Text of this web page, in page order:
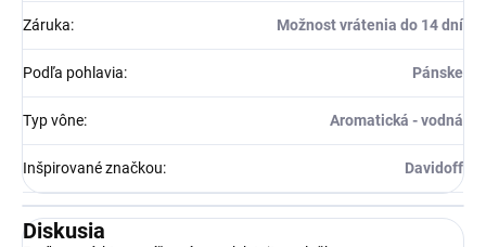
Záruka: Možnost vrátenia do 14 dní
Podľa pohlavia: Pánske
Typ vône: Aromatická - vodná
Inšpirované značkou: Davidoff
Diskusia